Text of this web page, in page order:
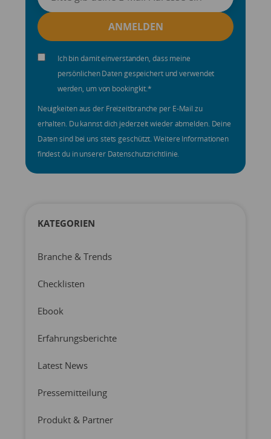
Ich bin damit einverstanden, dass meine
persönlichen Daten gespeichert und verwendet
werden, um von bookingkit.*
Neuigkeiten aus der Freizeitbranche per E-Mail zu
erhalten. Du kannst dich jederzeit wieder abmelden. Deine
Daten sind bei uns stets geschützt. Weitere Informationen
findest du in unserer Datenschutzrichtlinie.
KATEGORIEN
Branche & Trends
Checklisten
Ebook
Erfahrungsberichte
Latest News
Pressemitteilung
Produkt & Partner